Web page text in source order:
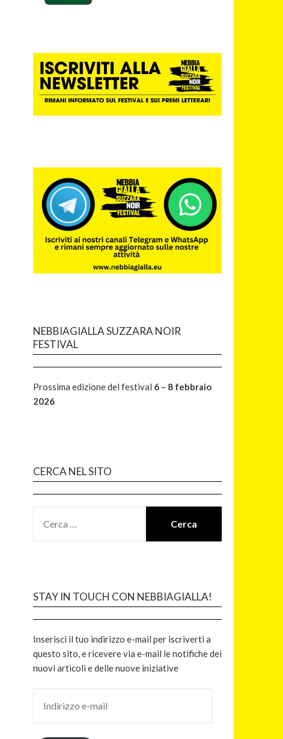
NEBBIAGIALLA SUZZARA NOIR
FESTIVAL
Prossima edizione del festival 6 – 8 febbraio
2026
CERCA NEL SITO
STAY IN TOUCH CON NEBBIAGIALLA!
Inserisci il tuo indirizzo e-mail per iscriverti a
questo sito, e ricevere via e-mail le notifiche dei
nuovi articoli e delle nuove iniziative